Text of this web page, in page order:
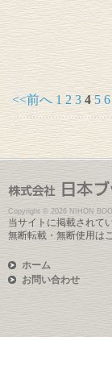
<<前へ 1 2 3 4 5 6
Copyright © 2026 NIHON
当サイトに掲載されて
無断転載・無断使用は
ホーム
お問い合わせ